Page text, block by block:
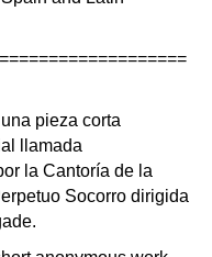
pieza corta
llamada
la Cantoría de la
Socorro dirigida